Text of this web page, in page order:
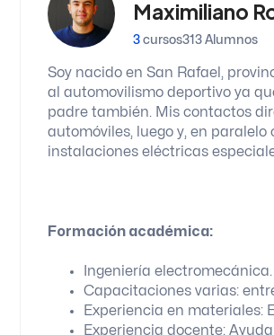
Maximiliano
3cursos313 Alumnos
Soy nacido en San Rafael,
al automovilismo deportivo ya
padre también. Mis contactos
automóviles, luego y, en
instalaciones eléctricas
Formación académica:
Ingeniería electromecánica.
Capacitaciones varias:
Experiencia en materiales:
Experiencia docente: